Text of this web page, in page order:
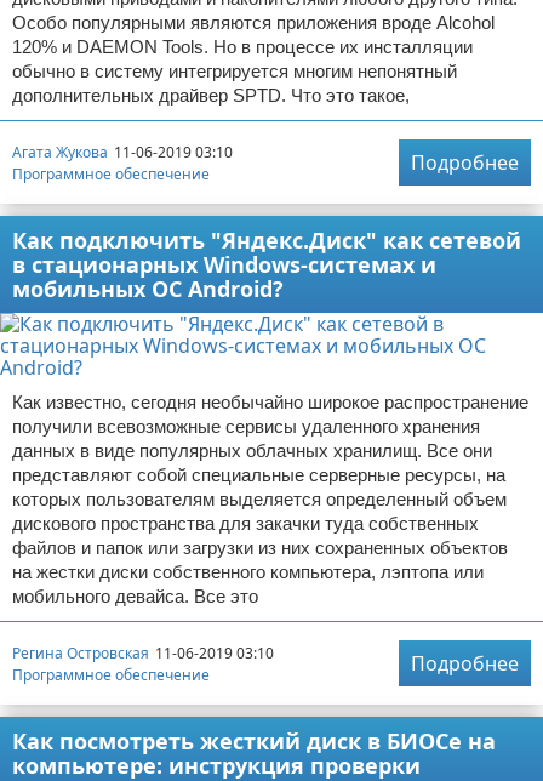
Особо популярными являются приложения вроде Alcohol
120% и DAEMON Tools. Но в процессе их инсталляции
обычно в систему интегрируется многим непонятный
дополнительных драйвер SPTD. Что это такое,
Агата Жукова 11-06-2019 03:10
Программное обеспечение
Подробнее
Как подключить "Яндекс.Диск" как сетевой
в стационарных Windows-системах и
мобильных ОС Android?
Как известно, сегодня необычайно широкое распространение
получили всевозможные сервисы удаленного хранения
данных в виде популярных облачных хранилищ. Все они
представляют собой специальные серверные ресурсы, на
которых пользователям выделяется определенный объем
дискового пространства для закачки туда собственных
файлов и папок или загрузки из них сохраненных объектов
на жестки диски собственного компьютера, лэптопа или
мобильного девайса. Все это
Регина Островская 11-06-2019 03:10
Программное обеспечение
Подробнее
Как посмотреть жесткий диск в БИОСе на
компьютере: инструкция проверки